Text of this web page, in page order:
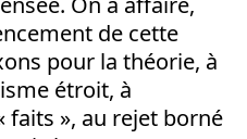
de cette
pour la théorie, à
étroit, à
faits », au rejet borné